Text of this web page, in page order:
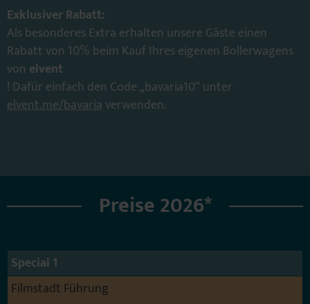
Exklusiver Rabatt:
Als besonderes Extra erhalten unsere Gäste einen
Rabatt von 10% beim Kauf Ihres eigenen Bollerwagens
von elvent
! Dafür einfach den Code „bavaria10“ unter
elvent.me/bavariaverwenden.
Preise 2026*
Special 1
Filmstadt Führung